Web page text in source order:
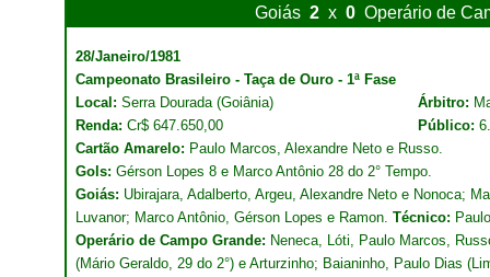
Goiás 2 x 0 Operário de
28/Janeiro/1981
Campeonato Brasileiro - Taça de Ouro - 1ª Fase
Local: Serra Dourada (Goiânia) Árbitro:
Renda: Cr$ 647.650,00 Público:
Cartão Amarelo: Paulo Marcos, Alexandre Neto e Russo.
Gols: Gérson Lopes 8 e Marco Antônio 28 do 2° Tempo.
Goiás: Ubirajara, Adalberto, Argeu, Alexandre Neto e Nonoca;
Luvanor; Marco Antônio, Gérson Lopes e Ramon. Técnico:
Operário de Campo Grande: Neneca, Lóti, Paulo Marcos,
(Mário Geraldo, 29 do 2°) e Arturzinho; Baianinho, Paulo Dias